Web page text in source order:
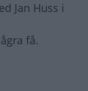
Jan Huss i
få.